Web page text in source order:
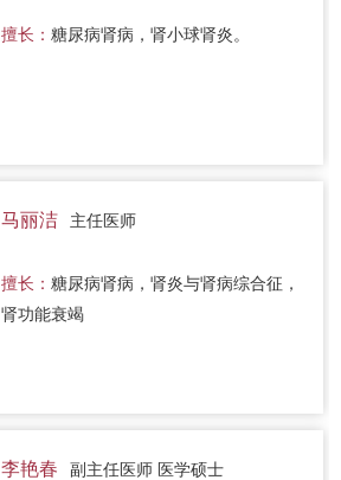
擅长： 糖尿病肾病，肾小球肾炎。
马丽洁 主任医师
擅长： 糖尿病肾病，肾炎与肾病综合征，
肾功能衰竭
李艳春 副主任医师 医学硕士